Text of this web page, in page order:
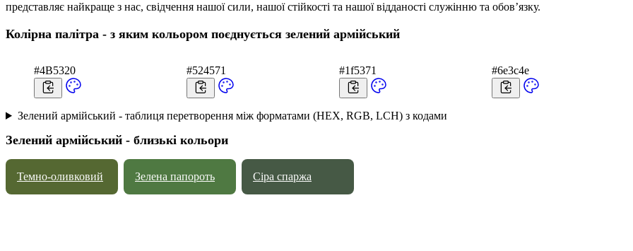
представляє найкраще з нас, свідчення нашої сили, нашої стійкості та нашої відданості служінню та обов’язку.
Колірна палітра - з яким кольором поєднується зелений армійський
#4B5320 #524571 #1f5371 #6e3c4e
Зелений армійський - таблиця перетворення між форматами (HEX, RGB, LCH) з кодами
Зелений армійський - близькі кольори
Темно-оливковий Зелена папороть Сіра спаржа